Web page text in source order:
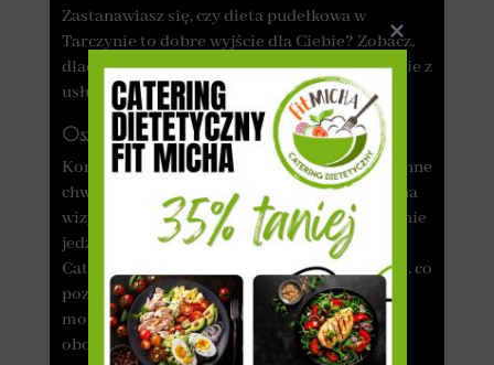
Zastanawiasz się, czy dieta pudełkowa w
Tarczynie to dobre wyjście dla Ciebie? Zobacz,
dlaczego warto zdecydować się na skorzystanie z
usług cateringu dietetycznego!
Oszczędność czasu
Korzystając z usług cateringu, oszczędzasz cenne
chwile, które standardowo trzeba poświęcić na
wizyty w sklepie spożywczym, przygotowywanie
jedzenia, opracowywanie potraw i zmywanie.
Catering dostarcza pełnowartościowe posiłki, co
pozwala zaoszczędzić dodatkowy czas, który
możesz przeznaczyć na wykonywanie innych
obowiązków lub relaks.